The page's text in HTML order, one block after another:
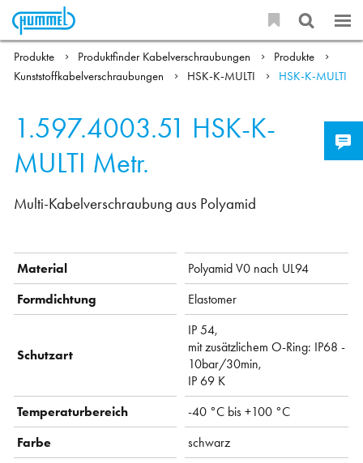
Produkte Produktfinder Kabelverschraubungen
Produkte
Kunststoffkabelverschraubungen
HSK-K-MULTI HSK-K-MULTI
1.597.4003.51 HSK-K-
MULTI Metr.
Multi-Kabelverschraubung aus Polyamid
Material
Polyamid V0 nach UL94
Formdichtung
Elastomer
Schutzart
IP 54,
mit zusätzlichem O-Ring: IP68 -
10bar/30min,
IP 69 K
Temperaturbereich
-40 °C bis +100 °C
Farbe
schwarz